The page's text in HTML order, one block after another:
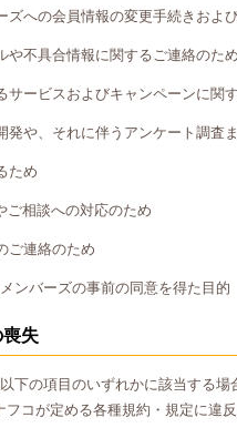
ズへの会員情報の変更手続きおよ
や不具合情報に関するご連絡のため
サービスおよびキャンペーンに関
発や、それに伴うアンケート調
ため
ご相談への対応のため
ご連絡のため
ンバーズの事前の同意を得た目的
失
下の項目のいずれかに該当する場
フコが定める各種規約・規定に違